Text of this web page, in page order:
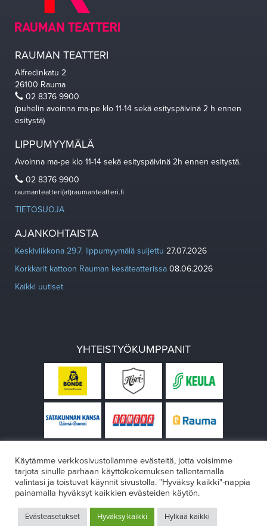
RAUMAN TEATTERI
Alfredinkatu 2
26100 Rauma
02 8376 9900
(puhelin avoinna ma-pe klo 11-14 sekä esityspäivinä 2 h ennen
esitystä)
LIPPUMYYMÄLÄ
Avoinna ma-pe klo 11-14 sekä esityspäivinä 2h ennen esitystä.
02 8376 9900
raumanteatteri(at)raumanteatteri.fi
TIETOSUOJA
AJANKOHTAISTA
Keskiviikkona 29.7. lippumyymälä suljettu 27.07.2026
Korkkarit kattoon Rauman kesäteatterissa 08.06.2026
Kaikki uutiset
YHTEISTYÖKUMPPANIT
Design:VÄRIKÄS
Käytämme verkkosivustollamme evästeitä, jotta voisimme
tarjota sinulle parhaan käyttökokemuksen tallentamalla
valintasi ja toistuvat käynnit sivustolla. "Hyväksy kaikki"-nappia
painamalla hyväksyt kaikkien evästeiden käytön.
Evästeasetukset Hyväksy kaikki Hylkää kaikki